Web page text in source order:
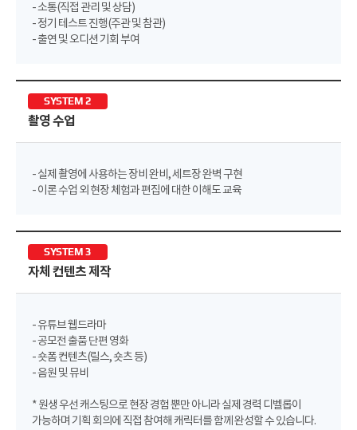
- 소통(직접 관리 및 상담)
- 정기 테스트 진행(주관 및 참관)
- 출연 및 오디션 기회 부여
SYSTEM 2
촬영 수업
- 실제 촬영에 사용하는 장비 완비, 세트장 완벽 구현
- 이론 수업 외 현장 체험과 편집에 대한 이해도 교육
SYSTEM 3
자체 컨텐츠 제작
- 유튜브 웹드라마
- 공모전 출품 단편 영화
- 숏폼 컨텐츠(릴스, 숏츠 등)
- 음원 및 뮤비
* 원생 우선 캐스팅으로 현장 경험 뿐만 아니라 실제 경력 디벨롭이
가능하며 기획 회의에 직접 참여해 캐릭터를 함께 완성할 수 있습니다.